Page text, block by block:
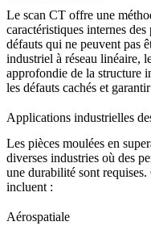
Le scan CT offre une
caractéristiques internes
défauts qui ne peuvent pas
industriel à réseau linéaire,
approfondie de la structure
les défauts cachés et
Applications industrielles
Les pièces moulées en
diverses industries où des
une durabilité sont
incluent :
Aérospatiale